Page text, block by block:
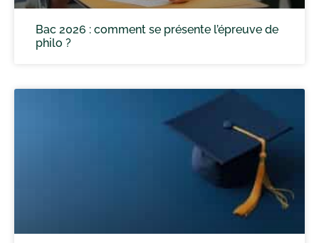
Bac 2026 : comment se présente l’épreuve de
philo ?